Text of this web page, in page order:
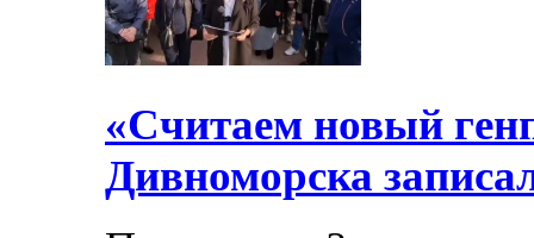
«Считаем новый
Дивноморска